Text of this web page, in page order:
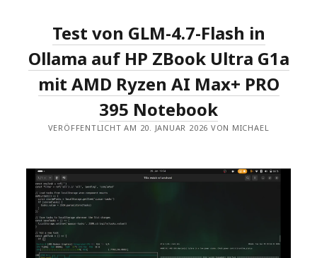
Test von GLM-4.7-Flash in
Ollama auf HP ZBook Ultra G1a
mit AMD Ryzen AI Max+ PRO
395 Notebook
VERÖFFENTLICHT AM 20. JANUAR 2026 VON MICHAEL